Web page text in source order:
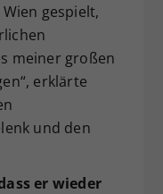
gespielt,
meiner großen
erklärte
und den
er wieder